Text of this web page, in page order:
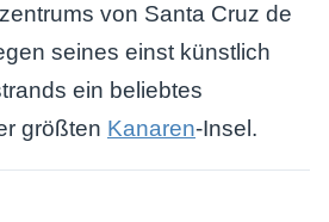
von Santa Cruz de
seines einst künstlich
ein beliebtes
größten Kanaren-Insel.